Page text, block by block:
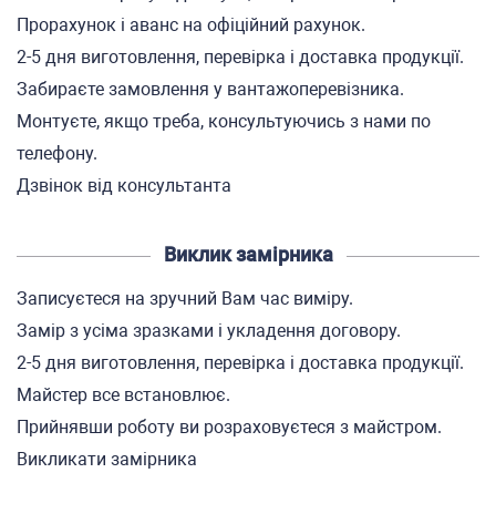
Прорахунок і аванс на офіційний рахунок.
2-5 дня виготовлення, перевірка і доставка продукції.
Забираєте замовлення у вантажоперевізника.
Монтуєте, якщо треба, консультуючись з нами по
телефону.
Дзвінок від консультанта
Виклик замірника
Записуєтеся на зручний Вам час виміру.
Замір з усіма зразками і укладення договору.
2-5 дня виготовлення, перевірка і доставка продукції.
Майстер все встановлює.
Прийнявши роботу ви розраховуєтеся з майстром.
Викликати замірника